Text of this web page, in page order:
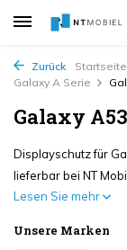
Zurück Startseite
Galaxy A Serie
Galaxy A53
Displayschutz für
lieferbar bei NT
Lesen Sie mehr
Unsere Marken